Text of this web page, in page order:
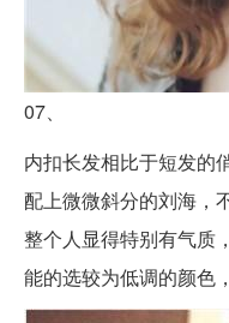
07、
内扣长发相比于短发的
配上微微斜分的刘海，
整个人显得特别有气质
能的选较为低调的颜色